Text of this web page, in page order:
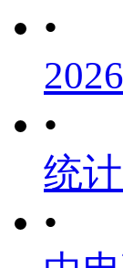
•
•
统
•